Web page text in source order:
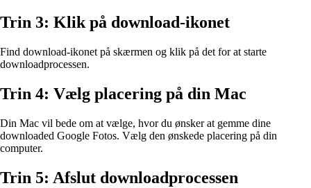
Trin 3: Klik på download-ikonet
Find download-ikonet på skærmen og klik på det for at starte
downloadprocessen.
Trin 4: Vælg placering på din Mac
Din Mac vil bede om at vælge, hvor du ønsker at gemme dine
downloaded Google Fotos. Vælg den ønskede placering på din
computer.
Trin 5: Afslut downloadprocessen